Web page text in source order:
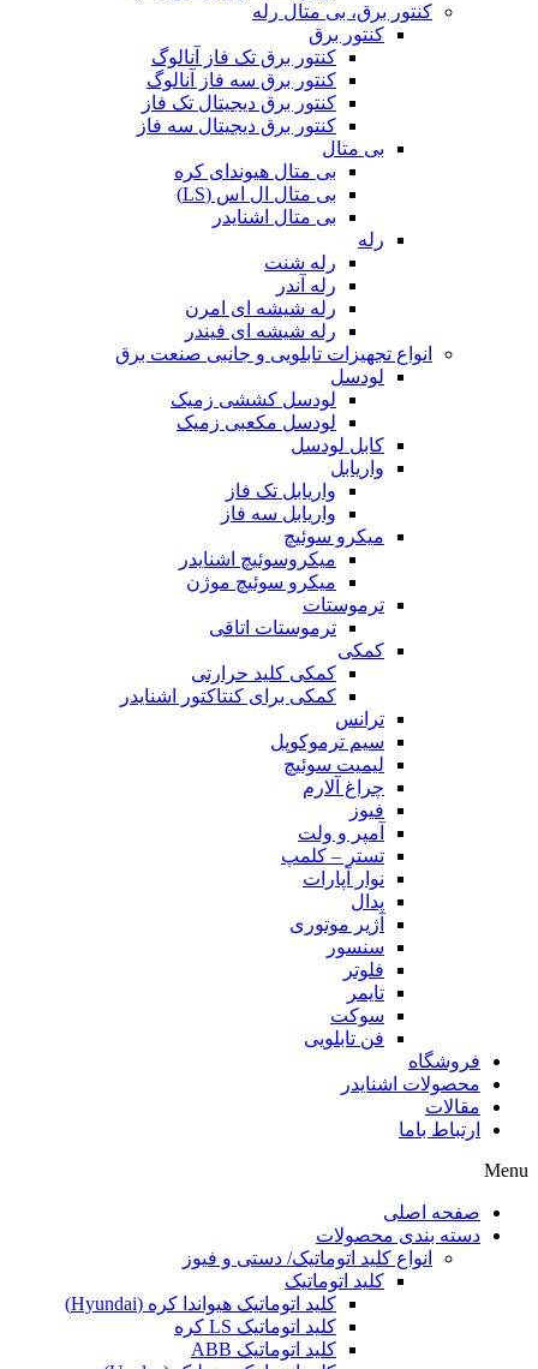
کنتور برق، بی متال رله
کنتور برق
کنتور برق تک فاز آنالوگ
کنتور برق سه فاز آنالوگ
کنتور برق دیجیتال تک فاز
کنتور برق دیجیتال سه فاز
بی متال
بی متال هیوندای کره
بی متال ال اس (LS)
بی متال اشنایدر
رله
رله شنت
رله آندر
رله شیشه ای امرن
رله شیشه ای فیندر
انواع تجهیزات تابلویی و جانبی صنعت برق
لودسل
لودسل کششی زمیک
لودسل مکعبی زمیک
کابل لودسل
واریابل
واریابل تک فاز
واریابل سه فاز
میکرو سوئیچ
میکروسوئیچ اشنایدر
میکرو سوئیچ موژن
ترموستات
ترموستات اتاقی
کمکی
کمکی کلید حرارتی
کمکی برای کنتاکتور اشنایدر
ترانس
سیم ترموکوپل
لیمیت سوئیچ
چراغ آلارم
فیوز
آمپر و ولت
تستر – کلمپ
نوار آپارات
پدال
آژیر موتوری
سنسور
فلوتر
تایمر
سوکت
فن تابلویی
فروشگاه
محصولات اشنایدر
مقالات
ارتباط باما
Menu
صفحه اصلی
دسته بندی محصولات
انواع کلید اتوماتیک/ دستی و فیوز
کلید اتوماتیک
کلید اتوماتیک هیواندا کره (Hyundai)
کلید اتوماتیک LS کره
کلید اتوماتیک ABB